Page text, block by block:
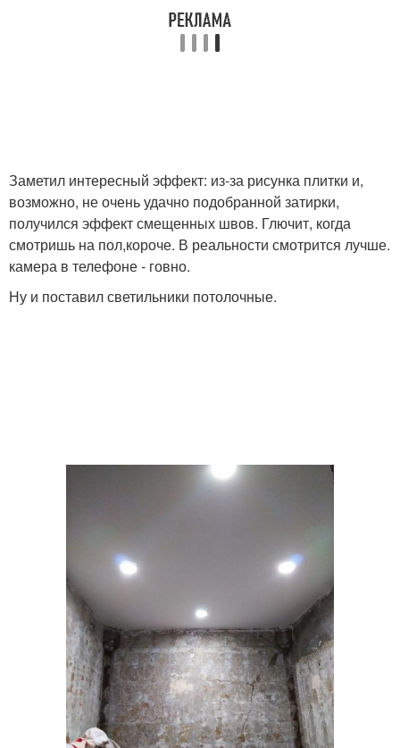
Заметил интересный эффект: из-за рисунка плитки и,
возможно, не очень удачно подобранной затирки,
получился эффект смещенных швов. Глючит, когда
смотришь на пол,короче. В реальности смотрится лучше.
камера в телефоне - говно.
Ну и поставил светильники потолочные.